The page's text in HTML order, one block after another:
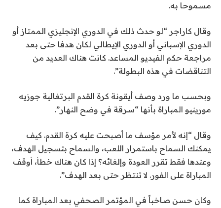
مسموحا به.
وقال كاراجر “لو حدث ذلك في الدوري الإنجليزي الممتاز أو
الدوري الإسباني أو الدوري الإيطالي لكان هدفا حتى بعد
مراجعة حكم الفيديو المساعد. كانت هناك العديد من
التناقضات في هذه البطولة”.
وبحسب ما ورد وصف أيقونة كرة القدم البرتغالية جوزيه
مورينيو المباراة بأنها “سرقة في وضح النهار”.
وقال “إنه لأمر مؤسف ما أصبحت عليه كرة القدم. كيف
يمكنك السماح باستمرار اللعب، والسماح بتسجيل الهدف،
وعندها فقط تقرر العودة وإلغائه؟ إذا كان هناك خطأ، أوقف
المباراة على الفور. لا تنتظر حتى بعد الهدف”.
وكان حسن صاخباً في المؤتمر الصحفي بعد المباراة كما